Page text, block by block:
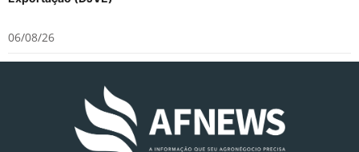
06/08/26